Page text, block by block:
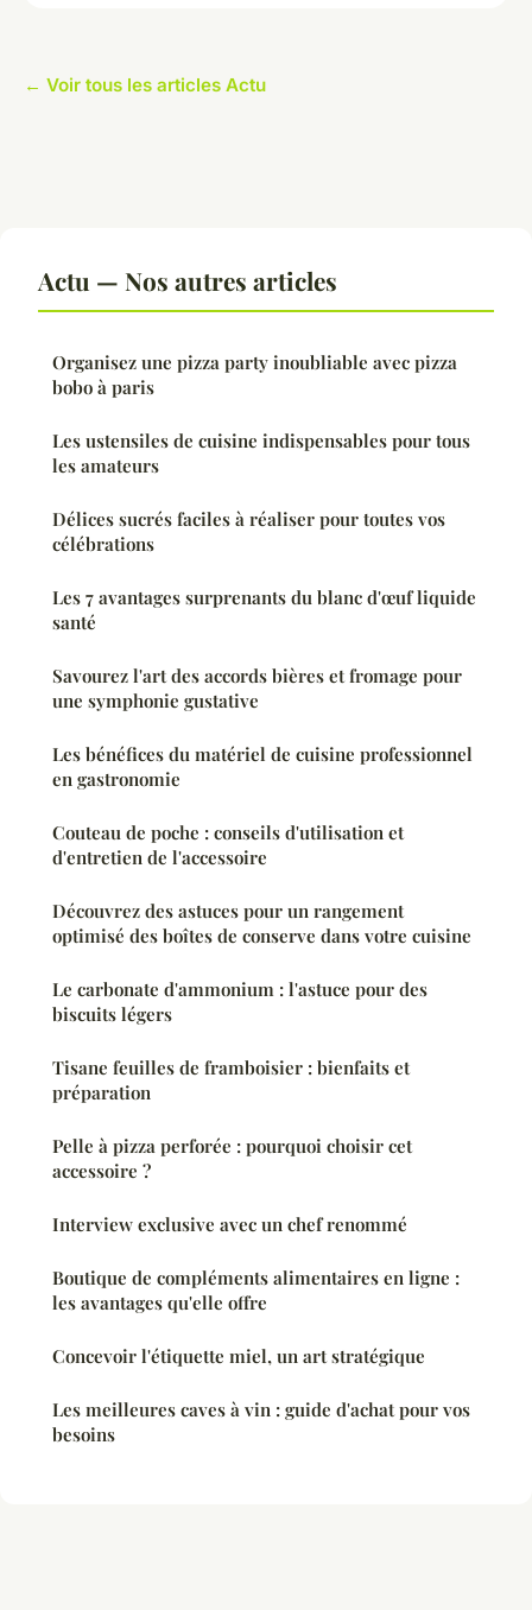
← Voir tous les articles Actu
Actu — Nos autres articles
Organisez une pizza party inoubliable avec pizza
bobo à paris
Les ustensiles de cuisine indispensables pour tous
les amateurs
Délices sucrés faciles à réaliser pour toutes vos
célébrations
Les 7 avantages surprenants du blanc d'œuf liquide
santé
Savourez l'art des accords bières et fromage pour
une symphonie gustative
Les bénéfices du matériel de cuisine professionnel
en gastronomie
Couteau de poche : conseils d'utilisation et
d'entretien de l'accessoire
Découvrez des astuces pour un rangement
optimisé des boîtes de conserve dans votre cuisine
Le carbonate d'ammonium : l'astuce pour des
biscuits légers
Tisane feuilles de framboisier : bienfaits et
préparation
Pelle à pizza perforée : pourquoi choisir cet
accessoire ?
Interview exclusive avec un chef renommé
Boutique de compléments alimentaires en ligne :
les avantages qu'elle offre
Concevoir l'étiquette miel, un art stratégique
Les meilleures caves à vin : guide d'achat pour vos
besoins